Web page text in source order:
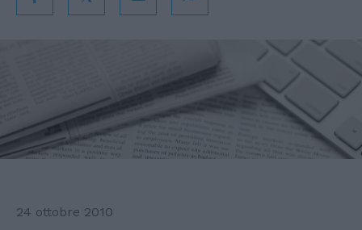
24 ottobre 2010